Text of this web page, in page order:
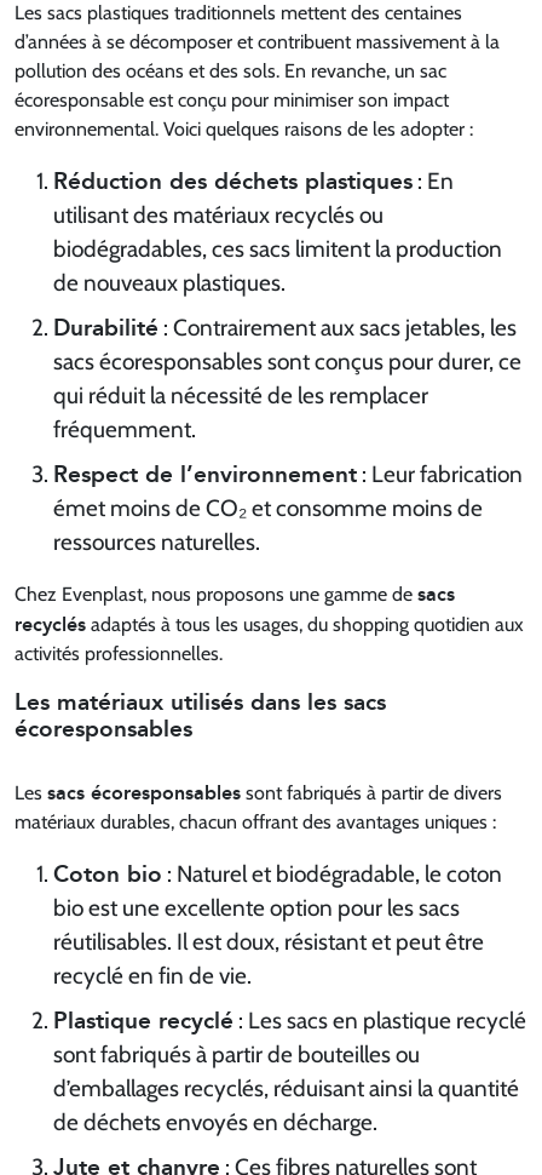
Les sacs plastiques traditionnels mettent des centaines
d’années à se décomposer et contribuent massivement à la
pollution des océans et des sols. En revanche, un sac
écoresponsable est conçu pour minimiser son impact
environnemental. Voici quelques raisons de les adopter :
Réduction des déchets plastiques : En
utilisant des matériaux recyclés ou
biodégradables, ces sacs limitent la production
de nouveaux plastiques.
Durabilité : Contrairement aux sacs jetables, les
sacs écoresponsables sont conçus pour durer, ce
qui réduit la nécessité de les remplacer
fréquemment.
Respect de l’environnement : Leur fabrication
émet moins de CO₂ et consomme moins de
ressources naturelles.
Chez Evenplast, nous proposons une gamme de sacs
recyclés adaptés à tous les usages, du shopping quotidien aux
activités professionnelles.
Les matériaux utilisés dans les sacs
écoresponsables
Les sacs écoresponsables sont fabriqués à partir de divers
matériaux durables, chacun offrant des avantages uniques :
Coton bio : Naturel et biodégradable, le coton
bio est une excellente option pour les sacs
réutilisables. Il est doux, résistant et peut être
recyclé en fin de vie.
Plastique recyclé : Les sacs en plastique recyclé
sont fabriqués à partir de bouteilles ou
d’emballages recyclés, réduisant ainsi la quantité
de déchets envoyés en décharge.
Jute et chanvre : Ces fibres naturelles sont